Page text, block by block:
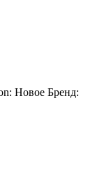
Новое Бренд: